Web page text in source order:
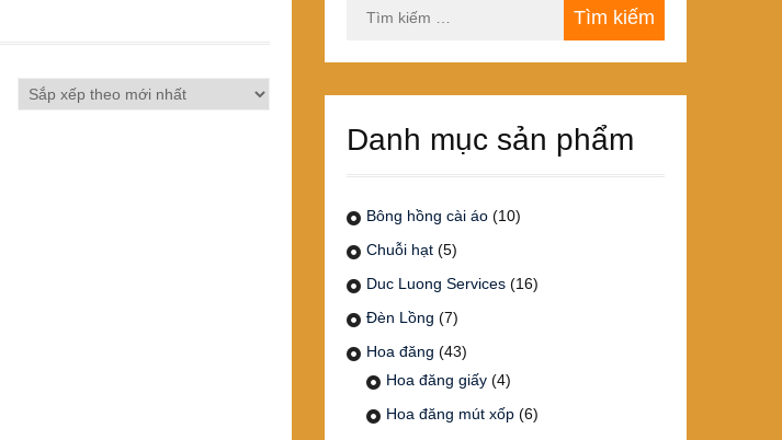
kiếm
Danh mục sản phẩm
Bông hồng cài áo (10)
Chuỗi hạt (5)
Duc Luong Services (16)
Đèn Lồng (7)
Hoa đăng (43)
Hoa đăng giấy (4)
Hoa đăng mút xốp (6)